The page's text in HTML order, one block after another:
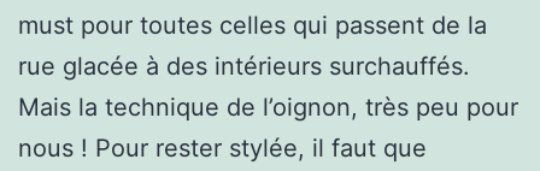
must pour toutes celles qui passent de la
rue glacée à des intérieurs surchauffés.
Mais la technique de l’oignon, très peu pour
nous ! Pour rester stylée, il faut que